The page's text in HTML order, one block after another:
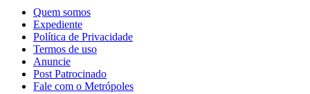
Quem somos
Expediente
Política de Privacidade
Termos de uso
Anuncie
Post Patrocinado
Fale com o Metrópoles